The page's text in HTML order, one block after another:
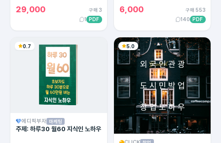
29,000
구매 3
1
PDF
용한 카피라이팅의 모든 방법!
6,000
구매 553
140
PDF
0.7
에디픽부자 마케팅
주제: 하루30 월60 지식인 노하우
5.0